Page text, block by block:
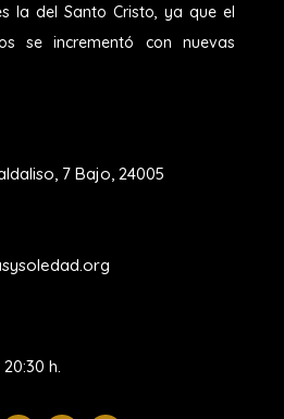
la del Santo Cristo, ya que el
se incrementó con nuevas
7 Bajo, 24005
h.